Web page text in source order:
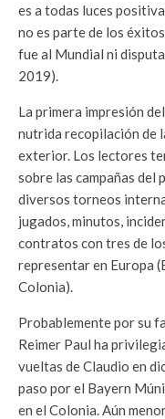
es a todas luces
no es parte de los
fue al Mundial ni
2019).
La primera impresión
nutrida recopilación de
exterior. Los lectores
sobre las campañas del
diversos torneos
jugados, minutos,
contratos con tres de
representar en Europa
Colonia).
Probablemente por su
Reimer Paul ha
vueltas de Claudio en
paso por el Bayern
en el Colonia. Aún